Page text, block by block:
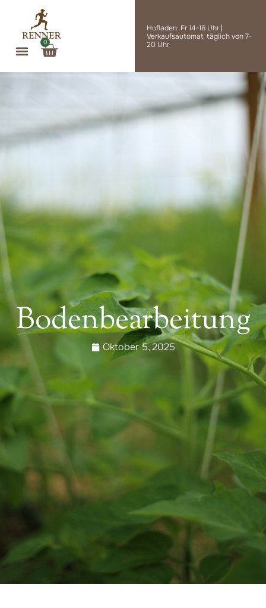
springen
0
Warenkorb
Hofladen: Fr 14-18 Uhr |
Verkaufsautomat: täglich von 7-
20 Uhr
Bodenbearbeitung
Oktober 5, 2025